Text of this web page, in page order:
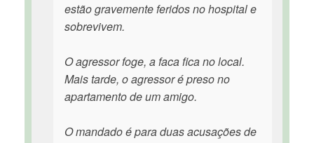
estão gravemente feridos no hospital e
sobrevivem.
O agressor foge, a faca fica no local.
Mais tarde, o agressor é preso no
apartamento de um amigo.
O mandado é para duas acusações de